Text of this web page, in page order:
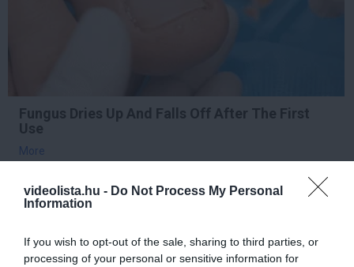
videolista.hu - Do Not Process My Personal
Information
If you wish to opt-out of the sale, sharing to third parties, or
processing of your personal or sensitive information for
Fungus Dries Up And Falls Off After The First
Use
More
256 182 218
1 h 5 min